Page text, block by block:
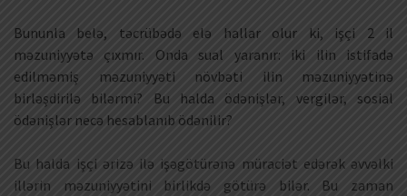
Bununla belə, təcrübədə elə hallar olur ki, işçi 2 il
məzuniyyətə çıxmır. Onda sual yaranır: iki ilin istifadə
edilməmiş məzuniyyəti növbəti ilin məzuniyyətinə
birləşdirilə bilərmi? Bu halda ödənişlər, vergilər, sosial
ödənişlər necə hesablanıb ödənilir?
Bu halda işçi ərizə ilə işəgötürənə müraciət edərək əvvəlki
illərin məzuniyyətini birlikdə götürə bilər. Bu zaman